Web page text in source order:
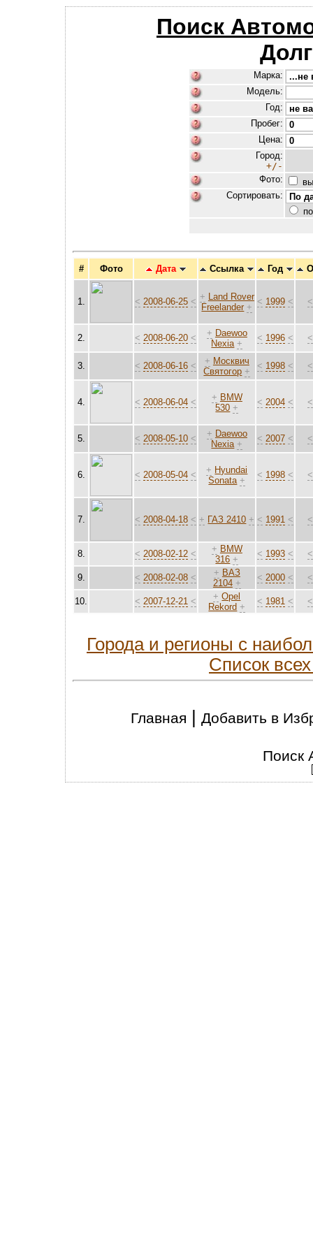
Поиск
Марка:
Модель:
Год:
Пробег:
Цена:
Город:
+/-
Фото:
Сортировать:
# Фото Дата Ссылка Год
1. < 2008-06-25 < + Land Rover
Freelander +
< 1999 < <
2. < 2008-06-20 < + Daewoo
Nexia +
< 1996 < <
3. < 2008-06-16 < + Москвич
Святогор +
< 1998 < <
4. < 2008-06-04 < + BMW
530 +
< 2004 < <
5. < 2008-05-10 < + Daewoo
Nexia +
< 2007 < <
6. < 2008-05-04 < + Hyundai
Sonata +
< 1998 < <
7. < 2008-04-18 < + ГАЗ 2410 + < 1991 < <
8. < 2008-02-12 < + BMW
316 +
< 1993 < <
9. < 2008-02-08 < + ВАЗ
2104 +
< 2000 < <
10. < 2007-12-21 < + Opel
Rekord +
< 1981 < <
Города и регионы с
Список
Главная | Добавить в
Поиск